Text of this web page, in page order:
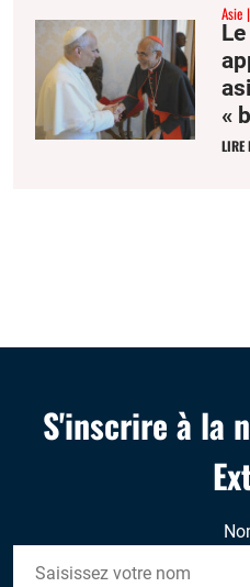
Asie
«
LIRE
S'inscrire à la